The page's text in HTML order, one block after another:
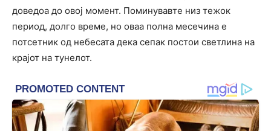
доведоа до овој момент. Поминувавте низ тежок
период, долго време, но оваа полна месечина е
потсетник од небесата дека сепак постои светлина на
крајот на тунелот.